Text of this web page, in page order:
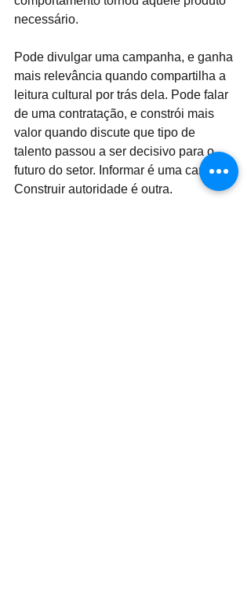
necessário.
Pode divulgar uma campanha, e ganha
mais relevância quando compartilha a
leitura cultural por trás dela. Pode falar
de uma contratação, e constrói mais
valor quando discute que tipo de
talento passou a ser decisivo para o
futuro do setor. Informar é uma camada.
Construir autoridade é outra.